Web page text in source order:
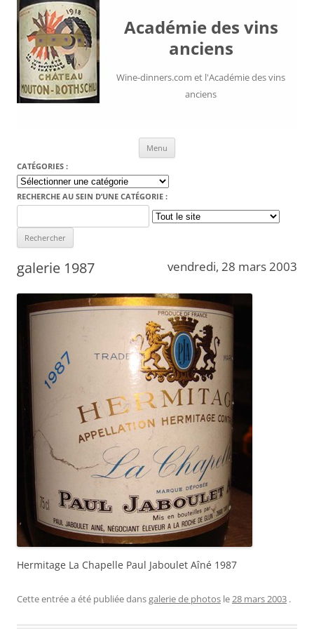
Académie des vins
anciens
Wine-dinners.com et l'Académie des vins
anciens
Menu
CATÉGORIES :
Catégories
:
RECHERCHE AU SEIN D’UNE CATÉGORIE :
for:
galerie 1987 vendredi, 28 mars 2003
Hermitage La Chapelle Paul Jaboulet Aîné 1987
Cette entrée a été publiée dansgalerie de photos le28 mars 2003 .